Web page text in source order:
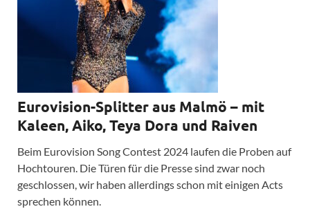
Eurovision-Splitter aus Malmö – mit
Kaleen, Aiko, Teya Dora und Raiven
Beim Eurovision Song Contest 2024 laufen die Proben auf
Hochtouren. Die Türen für die Presse sind zwar noch
geschlossen, wir haben allerdings schon mit einigen Acts
sprechen können.